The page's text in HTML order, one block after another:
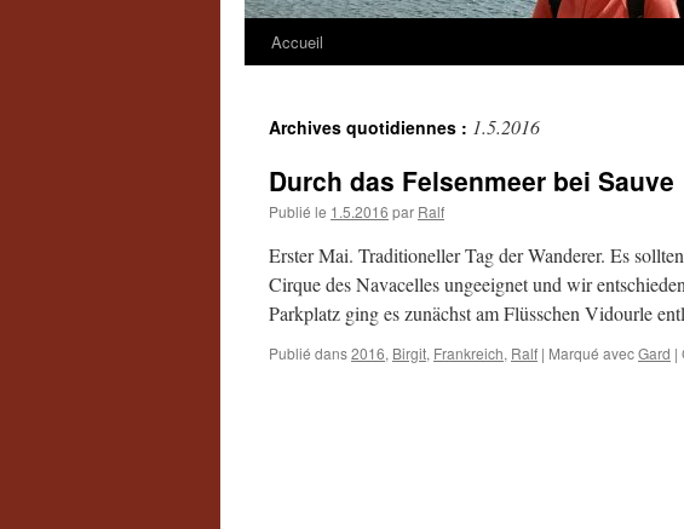
Accueil
Archives quotidiennes : 1.5.2016
Durch das Felsenmeer bei Sauve
Publié le 1.5.2016 par Ralf
Erster Mai. Traditioneller Tag der Wanderer. Es
Cirque des Navacelles ungeeignet und wir
Parkplatz ging es zunächst am Flüsschen Vidourle
Publié dans2016, Birgit, Frankreich, Ralf | Marqué avecGard |